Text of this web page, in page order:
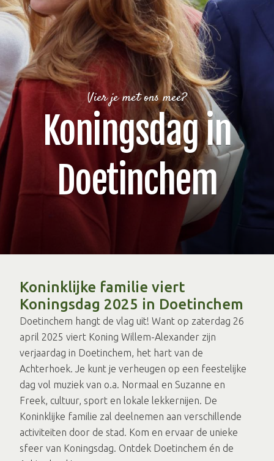
Vier je met ons mee?
Koningsdag in
Doetinchem
Koninklijke familie viert
Koningsdag 2025 in Doetinchem
Doetinchem hangt de vlag uit! Want op zaterdag 26
april 2025 viert Koning Willem-Alexander zijn
verjaardag in Doetinchem, het hart van de
Achterhoek. Je kunt je verheugen op een feestelijke
dag vol muziek van o.a. Normaal en Suzanne en
Freek, cultuur, sport en lokale lekkernijen. De
Koninklijke familie zal deelnemen aan verschillende
activiteiten door de stad. Kom en ervaar de unieke
sfeer van Koningsdag. Ontdek Doetinchem én de